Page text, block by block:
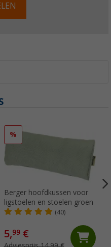
%
Berger hoofdkussen voor
ligstoelen en stoelen groen
(40)
5,99€